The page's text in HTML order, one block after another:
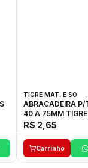
TIGRE MAT. E SO
ABRACADEIRA P/TUBOS
40 A 75MM TIGRE
R$ 2,65
Carrinho